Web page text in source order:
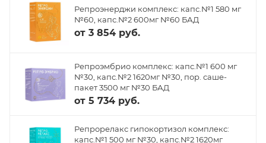
Репроэнерджи комплекс: капс.№1 580 мг
№60, капс.№2 600мг №60 БАД
от 3 854 руб.
Репроэмбрио комплекс: капс.№1 600 мг
№30, капс.№2 1620мг №30, пор. саше-
пакет 3500 мг №30 БАД
от 5 734 руб.
Репрорелакс гипокортизол комплекс:
капс.№1 500 мг №30, капс.№2 1620мг